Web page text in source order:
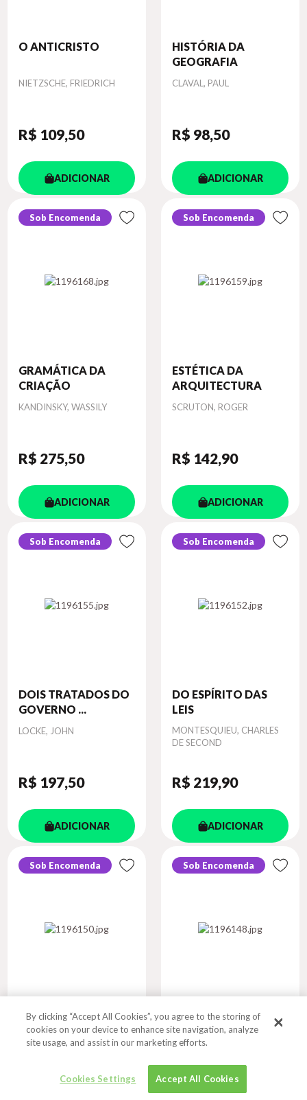
O ANTICRISTO
Autor
NIETZSCHE, FRIEDRICH
R$ 109,50
ADICIONAR
HISTÓRIA DA
GEOGRAFIA
Autor
CLAVAL, PAUL
R$ 98,50
ADICIONAR
Sob Encomenda
GRAMÁTICA DA
CRIAÇÃO
Autor
KANDINSKY, WASSILY
R$ 275,50
ADICIONAR
Sob Encomenda
ESTÉTICA DA
ARQUITECTURA
Autor
SCRUTON, ROGER
R$ 142,90
ADICIONAR
Sob Encomenda
DOIS TRATADOS DO
GOVERNO ...
Autor
LOCKE, JOHN
R$ 197,50
ADICIONAR
Sob Encomenda
DO ESPÍRITO DAS
LEIS
Autor
MONTESQUIEU, CHARLES
DE SECOND
R$ 219,90
ADICIONAR
Sob Encomenda
DO BELO MUSICAL
Sob Encomenda
DISCURSO DO
MÉTODO
By clicking “Accept All Cookies”, you agree to the storing of
cookies on your device to enhance site navigation, analyze
site usage, and assist in our marketing efforts.
Cookies Settings Accept All Cookies